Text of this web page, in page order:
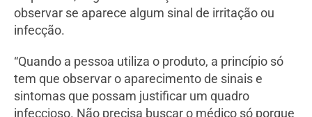
observar se aparece algum sinal de irritação ou
infecção.
“Quando a pessoa utiliza o produto, a princípio só
tem que observar o aparecimento de sinais e
sintomas que possam justificar um quadro
infeccioso. Não precisa buscar o médico só porque